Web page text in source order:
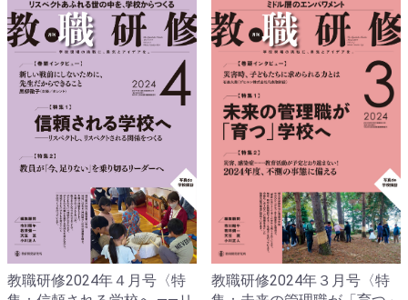
教職研修2024年４月号〈特
教職研修2024年３月号〈特